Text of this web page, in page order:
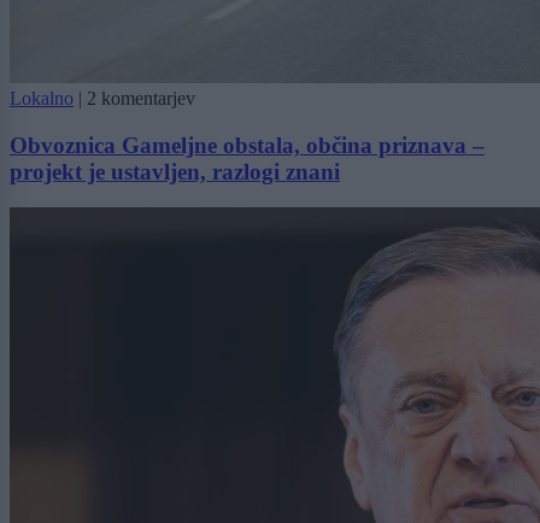
Lokalno | 2 komentarjev
Obvoznica Gameljne obstala, občina priznava –
projekt je ustavljen, razlogi znani